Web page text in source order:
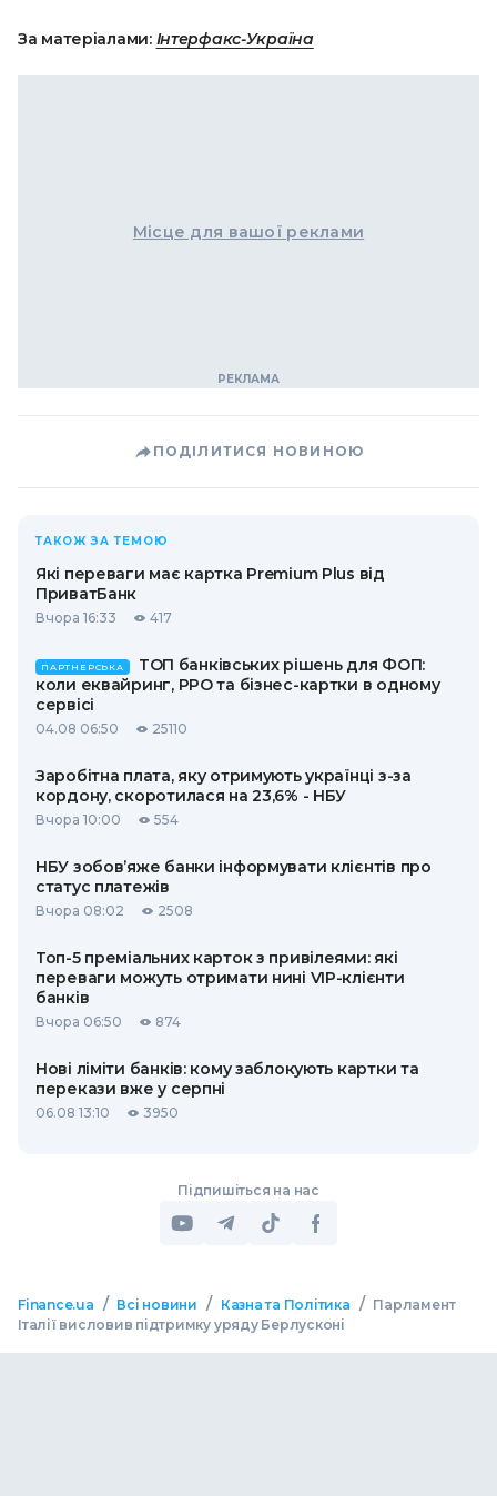
За матеріалами: Інтерфакс-Україна
Місце для вашої реклами
ПОДІЛИТИСЯ НОВИНОЮ
ТАКОЖ ЗА ТЕМОЮ
Які переваги має картка Premium Plus від
ПриватБанк
Вчора 16:33 417
ПАРТНЕРСЬКА
ТОП банківських рішень для ФОП:
коли еквайринг, РРО та бізнес-картки в одному
сервісі
04.08 06:50 25110
Заробітна плата, яку отримують українці з-за
кордону, скоротилася на 23,6% - НБУ
Вчора 10:00 554
НБУ зобов’яже банки інформувати клієнтів про
статус платежів
Вчора 08:02 2508
Топ-5 преміальних карток з привілеями: які
переваги можуть отримати нині VIP-клієнти
банків
Вчора 06:50 874
Нові ліміти банків: кому заблокують картки та
перекази вже у серпні
06.08 13:10 3950
Підпишіться на нас
Finance.ua / Всі новини / Казна та Політика / Парламент
Італії висловив підтримку уряду Берлусконі